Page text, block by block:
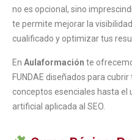
no es opcional, sino
te permite mejorar la
cualificado y optimizar tus
En Aulaformación te
FUNDAE diseñados para
conceptos esenciales hasta el
artificial aplicada al SEO.